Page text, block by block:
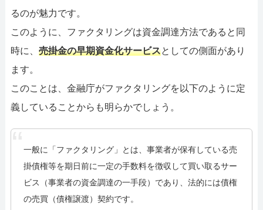
るのが魅力です。
このように、ファクタリングは資金調達方法であると同
時に、 売掛金の早期資金化サービスとしての側面があり
ます。
このことは、金融庁がファクタリングを以下のように定
義していることからも明らかでしょう。
一般に「ファクタリング」とは、事業者が保有している売
掛債権等を期日前に一定の手数料を徴収して買い取るサー
ビス（事業者の資金調達の一手段）であり、法的には債権
の売買（債権譲渡）契約です。